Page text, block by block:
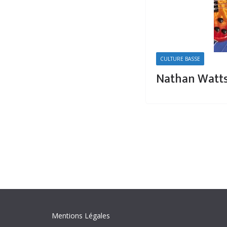
CULTURE BASSE
Nathan
Mentions Légales